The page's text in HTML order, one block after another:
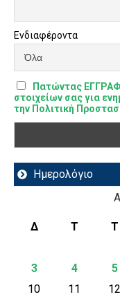
Ενδιαφέροντα
Πατώντας
στοιχείων σας για
την Πολιτική
Ημερολόγιο
Δ Τ Τ
3
4 5
10
11 12